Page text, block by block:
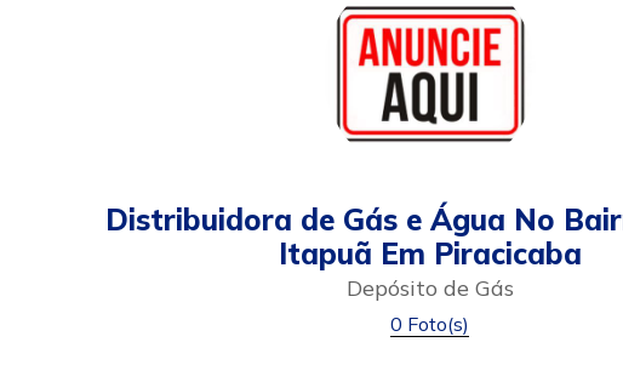
Distribuidora de Gás e Água No
Itapuã Em Piracicaba
Depósito de Gás
0 Foto(s)